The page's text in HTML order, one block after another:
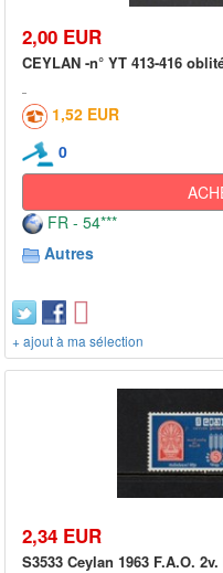
2,00 EUR
CEYLAN -n° YT 413-416
1,52 EUR
0
FR - 54***
Autres
+ ajout à ma sélection
2,34 EUR
S3533 Ceylan 1963 F.A.O.